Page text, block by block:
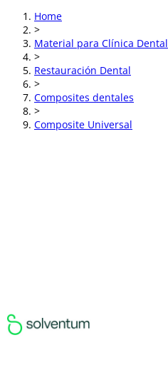
Home
>
Material para Clínica Dental
>
Restauración Dental
>
Composites dentales
>
Composite Universal